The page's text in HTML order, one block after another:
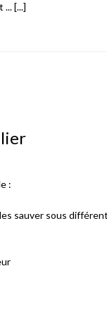
[...]
:
sauver sous